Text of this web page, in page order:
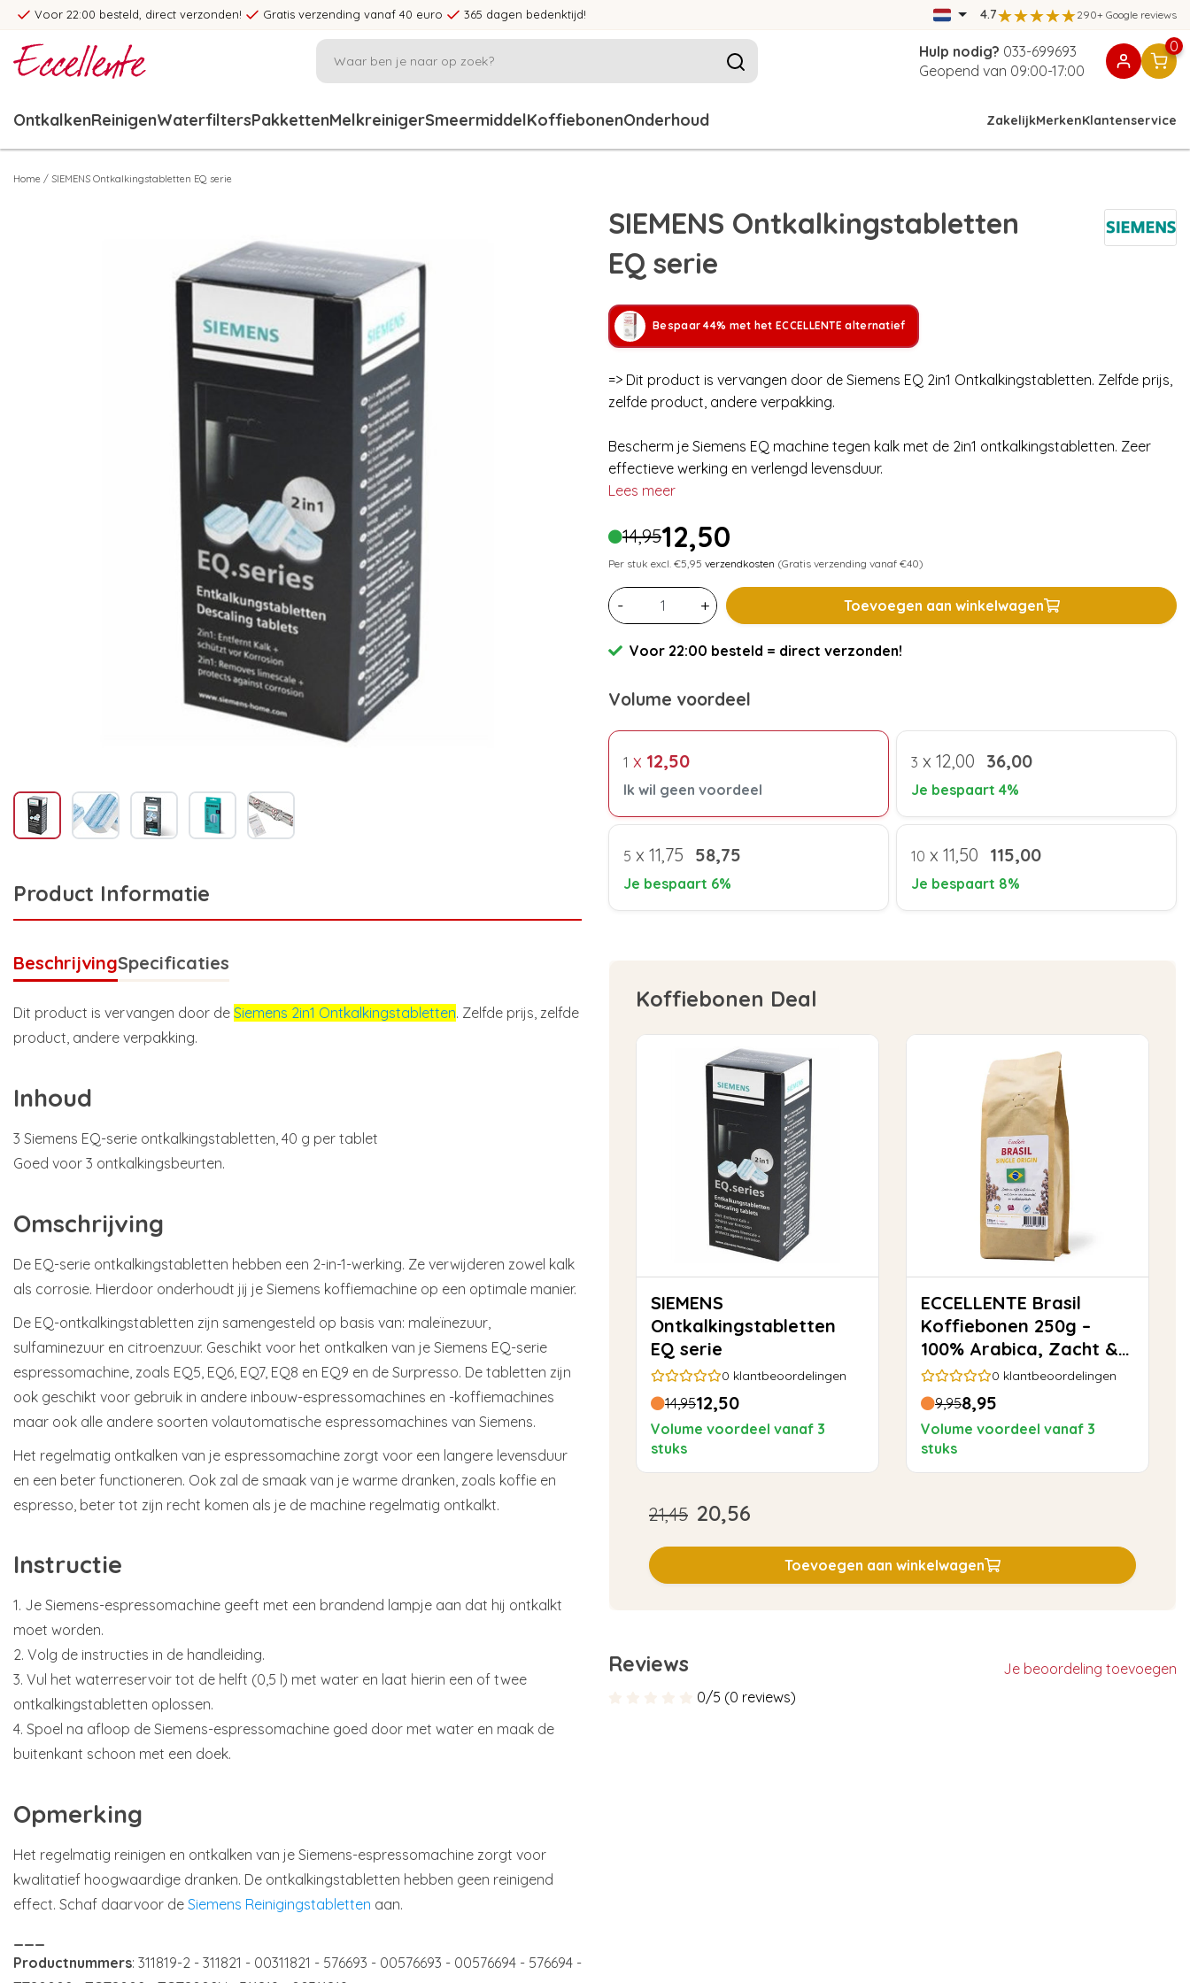
Voor 22:00 besteld, direct verzonden! Gratis verzending vanaf 40 euro 365 dagen bedenktijd! 4.7 290+ Google reviews
Hulp nodig? 033-699693
Geopend van 09:00-17:00
0
OntkalkenReinigenWaterfiltersPakkettenMelkreinigerSmeermiddelKoffiebonenOnderhoud ZakelijkMerkenKlantenservice
Home / SIEMENS Ontkalkingstabletten EQ serie
Product Informatie
BeschrijvingSpecificaties
Dit product is vervangen door de Siemens 2in1 Ontkalkingstabletten. Zelfde prijs, zelfde
product, andere verpakking.
Inhoud
3 Siemens EQ-serie ontkalkingstabletten, 40 g per tablet
Goed voor 3 ontkalkingsbeurten.
Omschrijving
De EQ-serie ontkalkingstabletten hebben een 2-in-1-werking. Ze verwijderen zowel kalk
als corrosie. Hierdoor onderhoudt jij je Siemens koffiemachine op een optimale manier.
De EQ-ontkalkingstabletten zijn samengesteld op basis van: maleïnezuur,
sulfaminezuur en citroenzuur. Geschikt voor het ontkalken van je Siemens EQ-serie
espressomachine, zoals EQ5, EQ6, EQ7, EQ8 en EQ9 en de Surpresso. De tabletten zijn
ook geschikt voor gebruik in andere inbouw-espressomachines en -koffiemachines
maar ook alle andere soorten volautomatische espressomachines van Siemens.
Het regelmatig ontkalken van je espressomachine zorgt voor een langere levensduur
en een beter functioneren. Ook zal de smaak van je warme dranken, zoals koffie en
espresso, beter tot zijn recht komen als je de machine regelmatig ontkalkt.
Instructie
1. Je Siemens-espressomachine geeft met een brandend lampje aan dat hij ontkalkt
moet worden.
2. Volg de instructies in de handleiding.
3. Vul het waterreservoir tot de helft (0,5 l) met water en laat hierin een of twee
ontkalkingstabletten oplossen.
4. Spoel na afloop de Siemens-espressomachine goed door met water en maak de
buitenkant schoon met een doek.
Opmerking
Het regelmatig reinigen en ontkalken van je Siemens-espressomachine zorgt voor
kwalitatief hoogwaardige dranken. De ontkalkingstabletten hebben geen reinigend
effect. Schaf daarvoor de Siemens Reinigingstabletten aan.
Productnummers: 311819-2 - 311821 - 00311821 - 576693 - 00576693 - 00576694 - 576694 -
SIEMENS Ontkalkingstabletten
EQ serie
Bespaar 44% met het ECCELLENTE alternatief
=> Dit product is vervangen door de Siemens EQ 2in1 Ontkalkingstabletten. Zelfde prijs,
zelfde product, andere verpakking.
Bescherm je Siemens EQ machine tegen kalk met de 2in1 ontkalkingstabletten. Zeer
effectieve werking en verlengd levensduur.
Lees meer
14,9512,50
Per stuk excl. €5,95 verzendkosten (Gratis verzending vanaf €40)
- + Toevoegen aan winkelwagen
Voor 22:00 besteld = direct verzonden!
Volume voordeel
1 x 12,50
Ik wil geen voordeel
3 x 12,00 36,00
Je bespaart 4%
5 x 11,75 58,75
Je bespaart 6%
10 x 11,50 115,00
Je bespaart 8%
Koffiebonen Deal
SIEMENS
Ontkalkingstabletten
EQ serie
0 klantbeoordelingen
14,9512,50
Volume voordeel vanaf 3
stuks
ECCELLENTE Brasil
Koffiebonen 250g –
100% Arabica, Zacht &
Rond
0 klantbeoordelingen
9,958,95
Volume voordeel vanaf 3
stuks
21,45 20,56
Toevoegen aan winkelwagen
Reviews
Je beoordeling toevoegen
0/5 (0 reviews)